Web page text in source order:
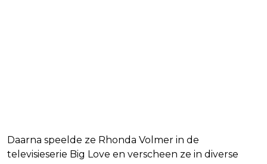
Daarna speelde ze Rhonda Volmer in de
televisieserie Big Love en verscheen ze in diverse